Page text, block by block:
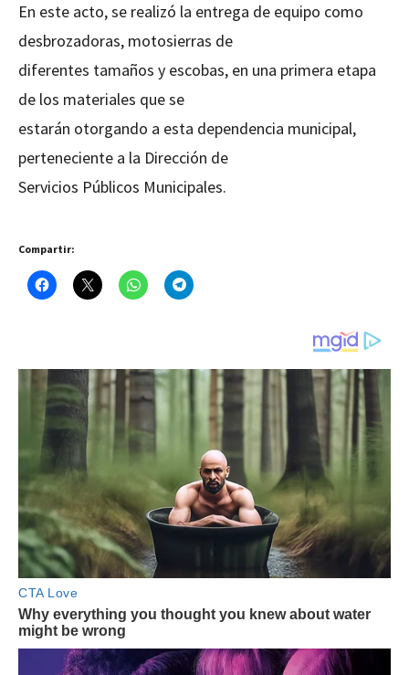
En este acto, se realizó la entrega de equipo como
desbrozadoras, motosierras de
diferentes tamaños y escobas, en una primera etapa
de los materiales que se
estarán otorgando a esta dependencia municipal,
perteneciente a la Dirección de
Servicios Públicos Municipales.
Compartir: